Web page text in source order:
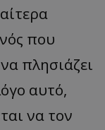
που
πλησιάζει
αυτό,
να τον